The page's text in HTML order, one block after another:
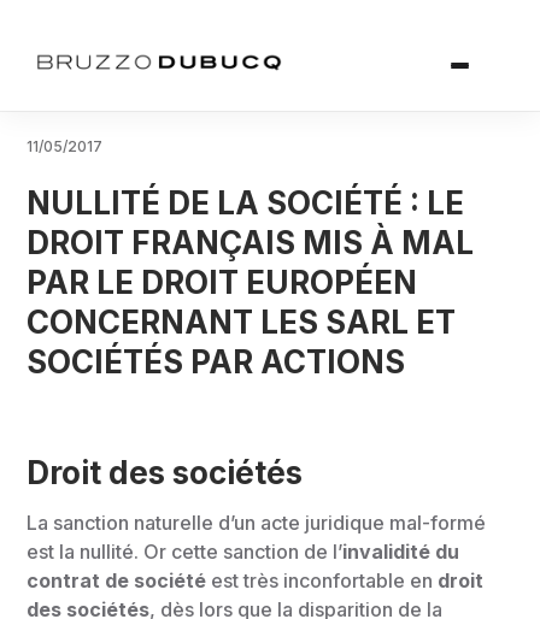
11/05/2017
NULLITÉ DE LA SOCIÉTÉ : LE
DROIT FRANÇAIS MIS À MAL
PAR LE DROIT EUROPÉEN
CONCERNANT LES SARL ET
SOCIÉTÉS PAR ACTIONS
Droit des sociétés
La sanction naturelle d’un acte juridique mal-formé
est la nullité. Or cette sanction de l’invalidité du
contrat de société est très inconfortable en droit
des sociétés, dès lors que la disparition de la